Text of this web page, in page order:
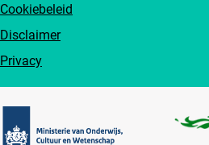
Cookiebeleid
Disclaimer
Privacy